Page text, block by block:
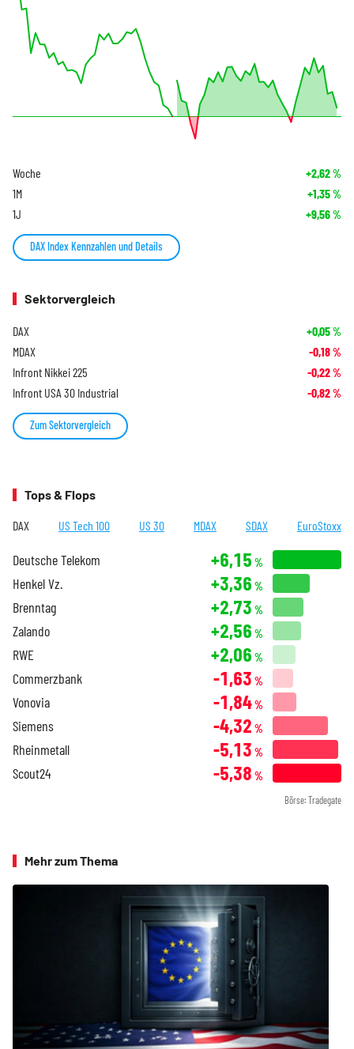
Woche +2,62%
1M +1,35%
1J +9,56%
DAX Index Kennzahlen und Details
Sektorvergleich
DAX +0,05%
MDAX -0,18%
Infront Nikkei 225 -0,22%
Infront USA 30 Industrial -0,82%
Zum Sektorvergleich
Tops & Flops
DAX US Tech 100 US 30 MDAX SDAX EuroStoxx
Deutsche Telekom +6,15 %
Henkel Vz. +3,36 %
Brenntag +2,73 %
Zalando +2,56 %
RWE +2,06 %
Commerzbank -1,63 %
Vonovia -1,84%
Siemens -4,32 %
Rheinmetall -5,13 %
Scout24 -5,38 %
Börse: Tradegate
Mehr zum Thema